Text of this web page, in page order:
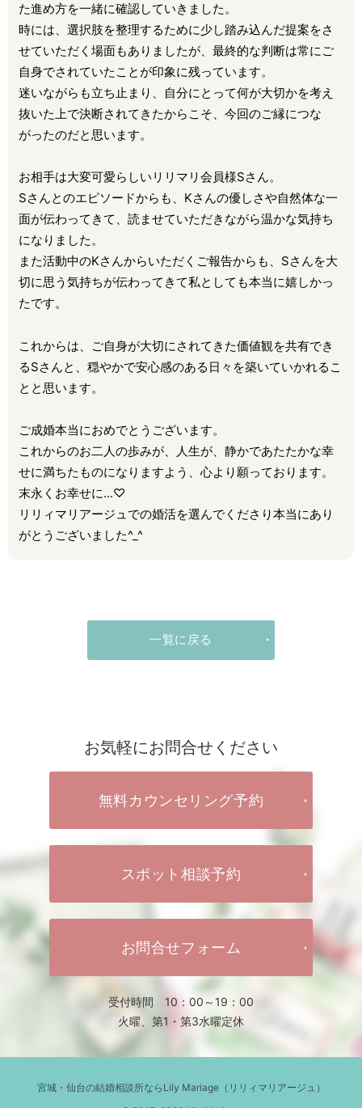
た進め方を一緒に確認していきました。
時には、選択肢を整理するために少し踏み込んだ提案をさ
せていただく場面もありましたが、最終的な判断は常にご
自身でされていたことが印象に残っています。
迷いながらも立ち止まり、自分にとって何が大切かを考え
抜いた上で決断されてきたからこそ、今回のご縁につな
がったのだと思います。
お相手は大変可愛らしいリリマリ会員様Sさん。
Sさんとのエピソードからも、Kさんの優しさや自然体な一
面が伝わってきて、読ませていただきながら温かな気持ち
になりました。
また活動中のKさんからいただくご報告からも、Sさんを大
切に思う気持ちが伝わってきて私としても本当に嬉しかっ
たです。
これからは、ご自身が大切にされてきた価値観を共有でき
るSさんと、穏やかで安心感のある日々を築いていかれるこ
とと思います。
ご成婚本当におめでとうございます。
これからのお二人の歩みが、人生が、静かであたたかな幸
せに満ちたものになりますよう、心より願っております。
末永くお幸せに...♡
リリィマリアージュでの婚活を選んでくださり本当にあり
がとうございました^_^
一覧に戻る
お気軽にお問合せください
無料カウンセリング予約
スポット相談予約
お問合せフォーム
受付時間 10：00～19：00
火曜、第1・第3水曜定休
宮城・仙台の結婚相談所ならLily Mariage（リリィマリアージュ）